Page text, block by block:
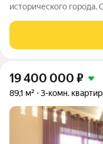
исторического города.
расположена в
инфраструктурой:
19 400 000 ₽
89,1 м² 3-комн.